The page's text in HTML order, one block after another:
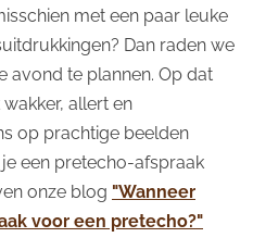
met een paar leuke
Dan raden we
avond te plannen. Op dat
allert en
op prachtige beelden
een pretecho-afspraak
onze blog "Wanneer
voor een pretecho?"